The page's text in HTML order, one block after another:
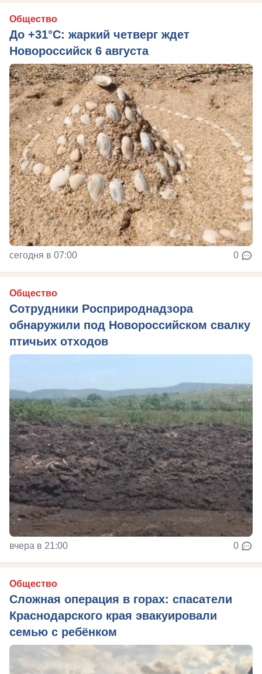
Общество
До +31°C: жаркий четверг ждет
Новороссийск 6 августа
сегодня в 07:00 0
Общество
Сотрудники Росприроднадзора
обнаружили под Новороссийском свалку
птичьих отходов
вчера в 21:00 0
Общество
Сложная операция в горах: спасатели
Краснодарского края эвакуировали
семью с ребёнком